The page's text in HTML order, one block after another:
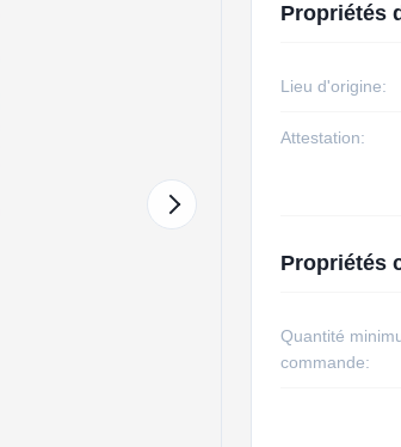
Propriétés
Lieu d'origine:
Attestation:
Propriétés
Quantité
commande: